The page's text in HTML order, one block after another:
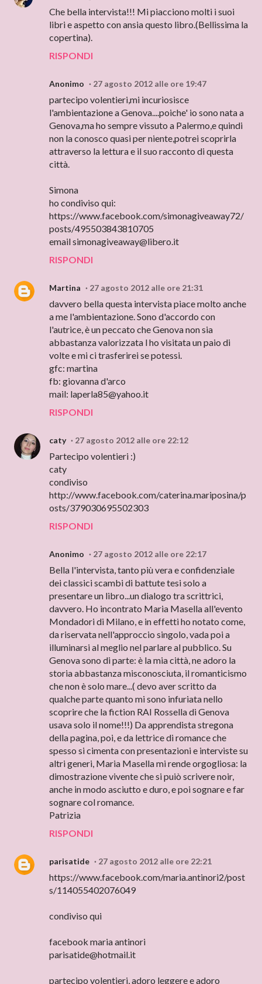
Che bella intervista!!! Mi piacciono molti i suoi
libri e aspetto con ansia questo libro.(Bellissima la
copertina).
RISPONDI
Anonimo 27 agosto 2012 alle ore 19:47
partecipo volentieri,mi incuriosisce
l'ambientazione a Genova....poiche' io sono nata a
Genova,ma ho sempre vissuto a Palermo,e quindi
non la conosco quasi per niente,potrei scoprirla
attraverso la lettura e il suo racconto di questa
città.
Simona
ho condiviso qui:
https://www.facebook.com/simonagiveaway72/
posts/495503843810705
email simonagiveaway@libero.it
RISPONDI
Martina 27 agosto 2012 alle ore 21:31
davvero bella questa intervista piace molto anche
a me l'ambientazione. Sono d'accordo con
l'autrice, è un peccato che Genova non sia
abbastanza valorizzata l ho visitata un paio di
volte e mi ci trasferirei se potessi.
gfc: martina
fb: giovanna d'arco
mail: laperla85@yahoo.it
RISPONDI
caty 27 agosto 2012 alle ore 22:12
Partecipo volentieri :)
caty
condiviso
http://www.facebook.com/caterina.mariposina/p
osts/379030695502303
RISPONDI
Anonimo 27 agosto 2012 alle ore 22:17
Bella l'intervista, tanto più vera e confidenziale
dei classici scambi di battute tesi solo a
presentare un libro...un dialogo tra scrittrici,
davvero. Ho incontrato Maria Masella all'evento
Mondadori di Milano, e in effetti ho notato come,
da riservata nell'approccio singolo, vada poi a
illuminarsi al meglio nel parlare al pubblico. Su
Genova sono di parte: è la mia città, ne adoro la
storia abbastanza misconosciuta, il romanticismo
che non è solo mare...( devo aver scritto da
qualche parte quanto mi sono infuriata nello
scoprire che la fiction RAI Rossella di Genova
usava solo il nome!!!) Da apprendista stregona
della pagina, poi, e da lettrice di romance che
spesso si cimenta con presentazioni e interviste su
altri generi, Maria Masella mi rende orgogliosa: la
dimostrazione vivente che si puiò scrivere noir,
anche in modo asciutto e duro, e poi sognare e far
sognare col romance.
Patrizia
RISPONDI
parisatide 27 agosto 2012 alle ore 22:21
https://www.facebook.com/maria.antinori2/post
s/114055402076049
condiviso qui
facebook maria antinori
parisatide@hotmail.it
partecipo volentieri, adoro leggere e adoro